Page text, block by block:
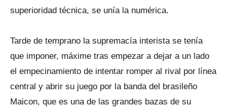
superioridad técnica, se unía la numérica.
Tarde de temprano la supremacía interista se tenía
que imponer, máxime tras empezar a dejar a un lado
el empecinamiento de intentar romper al rival por línea
central y abrir su juego por la banda del brasileño
Maicon, que es una de las grandes bazas de su